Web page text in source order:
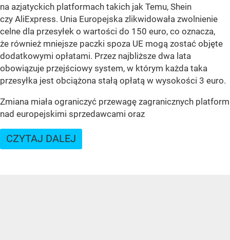
na azjatyckich platformach takich jak Temu, Shein
czy AliExpress. Unia Europejska zlikwidowała zwolnienie
celne dla przesyłek o wartości do 150 euro, co oznacza,
że również mniejsze paczki spoza UE mogą zostać objęte
dodatkowymi opłatami. Przez najbliższe dwa lata
obowiązuje przejściowy system, w którym każda taka
przesyłka jest obciążona stałą opłatą w wysokości 3 euro.
Zmiana miała ograniczyć przewagę zagranicznych platform
nad europejskimi sprzedawcami oraz
CZYTAJ DALEJ